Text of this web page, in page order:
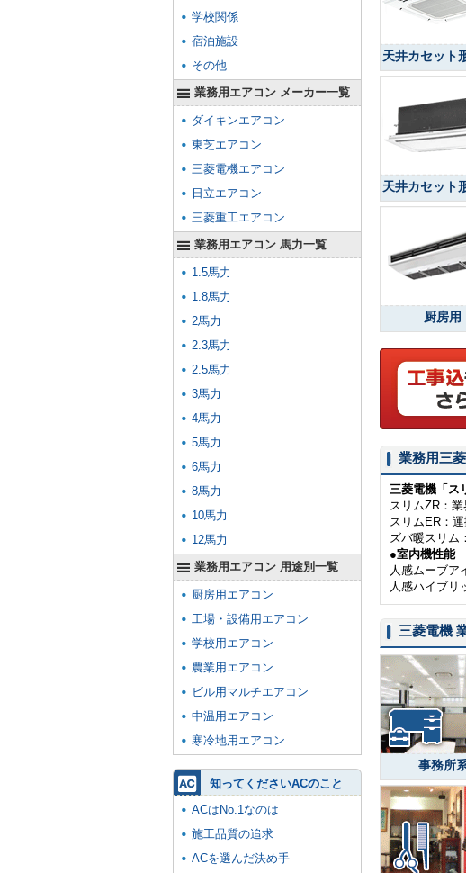
天井カセット
天井カセット
厨房用
業務用三
三菱電機「ス
スリムZR：
スリムER：
ズバ暖スリム
●室内機性能
人感ムーブ
人感ハイブリ
三菱電機
事務所
学校関係
宿泊施設
その他
業務用エアコン メーカー一覧
ダイキンエアコン
東芝エアコン
三菱電機エアコン
日立エアコン
三菱重工エアコン
業務用エアコン 馬力一覧
1.5馬力
1.8馬力
2馬力
2.3馬力
2.5馬力
3馬力
4馬力
5馬力
6馬力
8馬力
10馬力
12馬力
業務用エアコン 用途別一覧
厨房用エアコン
工場・設備用エアコン
学校用エアコン
農業用エアコン
ビル用マルチエアコン
中温用エアコン
寒冷地用エアコン
知ってくださいACのこと
ACはNo.1なのは
施工品質の追求
ACを選んだ決め手